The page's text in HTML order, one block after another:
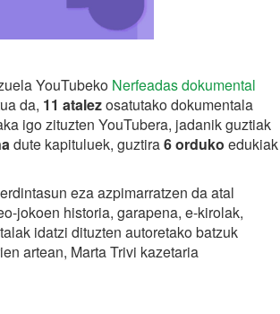
YouTubeko Nerfeadas dokumental
da, 11 atalezosatutako dokumentala
igo zituzten YouTubera, jadanik guztiak
dute kapituluek, guztira6 orduko edukiak
eza azpimarratzen da atal
jokoen historia, garapena, e-kirolak,
idatzi dituzten autoretako batzuk
artean, Marta Trivi kazetaria